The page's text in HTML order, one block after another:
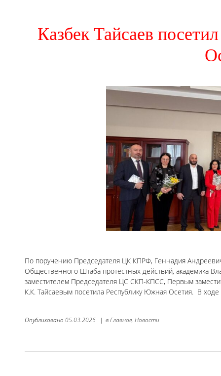
Казбек Тайсаев
По поручению Председателя ЦК КПРФ, Геннадия
Общественного Штаба протестных действий, академика
заместителем Председателя ЦС СКП-КПСС, Первым
К.К. Тайсаевым посетила Республику Южная Осетия. В
Опубликовано 05.03.2026 | вГлавное, Новости